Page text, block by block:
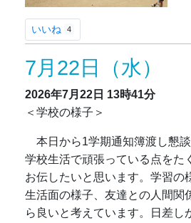
いいね 4
7月22日（水）
2026年7月22日 13時41分
＜学校の様子＞
本日から1学期通知簿渡し懇談
学校生活で頑張っている点をた
お伝したいと思います。学習の
生活面の様子、友達との人間関
ら良いと考えています。日差し